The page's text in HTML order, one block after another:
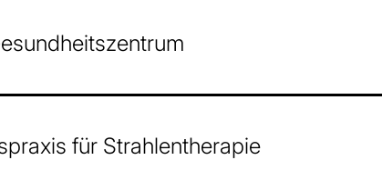
für Strahlentherapie